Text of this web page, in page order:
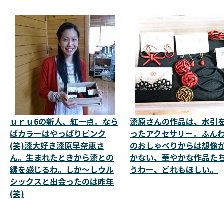
ｕｒｕ6の新人、紅一点。なら
ばカラーはやっぱりピンク
(笑)漆大好き漆原早奈恵さ
ん。生まれたときから漆との
縁を感じるわ。しか～しウル
シックスと出会ったのは昨年
(笑)
漆原さんの作品は、水引
ったアクセサリー。ふん
のおしゃべりからは想像
かない、華やかな作品た
うわー、どれもほしい。